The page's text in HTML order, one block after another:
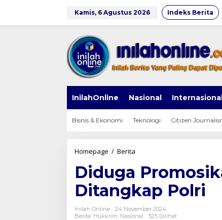
Kamis, 6 Agustus 2026 Indeks Berita
InilahOnline Nasional
Bisnis & Ekonomi Teknologi Citizen
Homepage / Berita
Judol,
85
Influencer
Ditangkap
Polri
Diduga
Ditangkap Polri
Inilah Online
24 November 2024
Berita, Hukkrim, Nasional 525 Dilihat